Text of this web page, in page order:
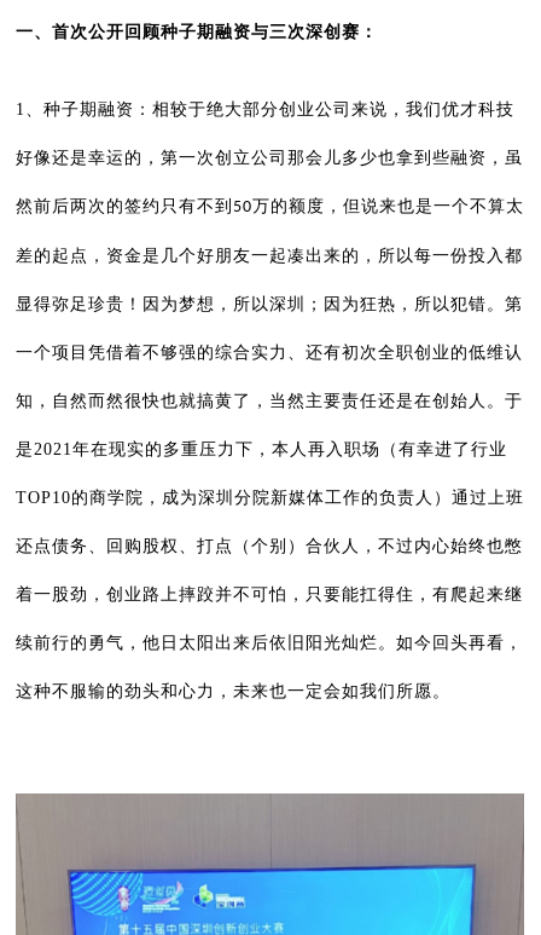
一、首次公开回顾种子期融资与三次深创赛：
1、种子期融资：相较于绝大部分创业公司来说，我们优才科技
好像还是幸运的，第一次创立公司那会儿多少也拿到些融资，虽
然前后两次的签约只有不到 50万的额度，但说来也是一个不算太
差的起点，资金是几个好朋友一起凑出来的，所以每一份投入都
显得弥足珍贵！因为梦想，所以深圳；因为狂热，所以犯错。第
一个项目凭借着不够强的综合实力、还有初次全职创业的低维认
知，自然而然很快也就搞黄了，当然主要责任还是在创始人。于
是2021年在现实的多重压力下，本人再入职场（有幸进了行业
TOP10的商学院，成为深圳分院新媒体工作的负责人）通过上班
还点债务、回购股权、打点（个别）合伙人，不过内心始终也憋
着一股劲，创业路上摔跤并不可怕，只要能扛得住，有爬起来继
续前行的勇气，他日太阳出来后依旧阳光灿烂。如今回头再看，
这种不服输的劲头和心力，未来也一定会如我们所愿。